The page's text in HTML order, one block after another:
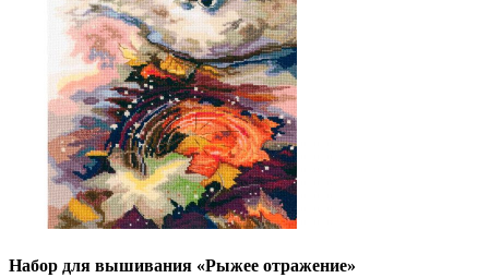
Набор для вышивания «Рыжее отражение»